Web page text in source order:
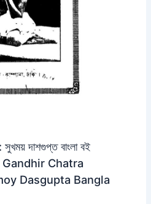
: সুখময় দাশগুপ্ত বাংলা বই
Gandhir Chatra
Dasgupta Bangla